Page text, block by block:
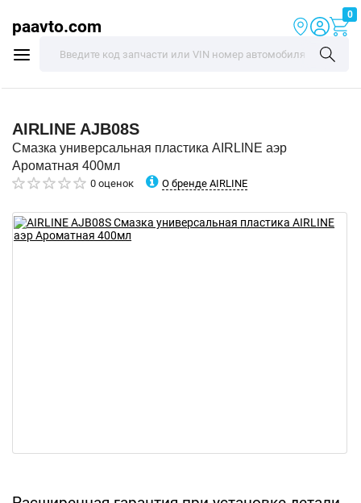
paavto.com
0
AIRLINE AJB08S
Смазка универсальная пластика AIRLINE аэр
Ароматная 400мл
0 оценок О бренде AIRLINE